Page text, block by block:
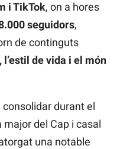
i TikTok, on a hores
seguidors,
de continguts
l’estil de vida i el món
durant el
del Cap i casal
una notable